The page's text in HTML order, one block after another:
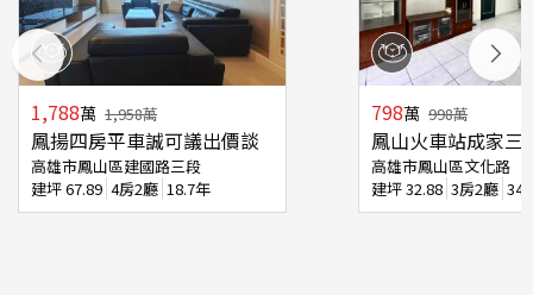
1,788萬 1,958萬
鳳揚四房平車誠可議出價談
高雄市鳳山區建國路三段
建坪67.89 4房2廳 18.7年
798萬 998萬
鳳山火車站成家三
高雄市鳳山區文化路
建坪32.88 3房2廳